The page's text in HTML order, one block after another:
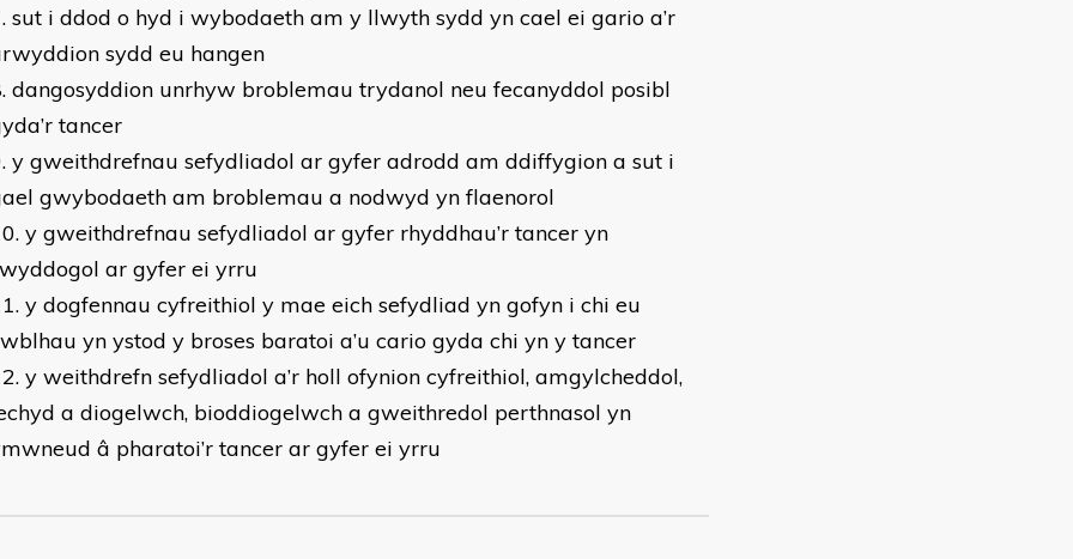
sut i ddod o hyd i wybodaeth am y llwyth sydd yn cael ei gario a’r
sydd eu hangen
dangosyddion unrhyw broblemau trydanol neu fecanyddol posibl
tancer
y gweithdrefnau sefydliadol ar gyfer adrodd am ddiffygion a sut i
gwybodaeth am broblemau a nodwyd yn flaenorol
y gweithdrefnau sefydliadol ar gyfer rhyddhau’r tancer yn
ar gyfer ei yrru
y dogfennau cyfreithiol y mae eich sefydliad yn gofyn i chi eu
yn ystod y broses baratoi a’u cario gyda chi yn y tancer
y weithdrefn sefydliadol a’r holl ofynion cyfreithiol, amgylcheddol,
a diogelwch, bioddiogelwch a gweithredol perthnasol yn
â pharatoi’r tancer ar gyfer ei yrru